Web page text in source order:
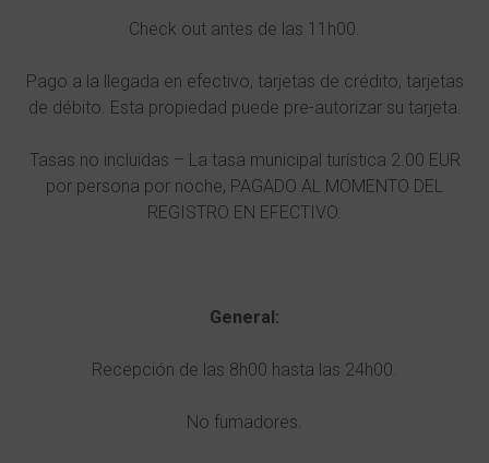
Check out antes de las 11h00.
Pago a la llegada en efectivo, tarjetas de crédito, tarjetas
de débito. Esta propiedad puede pre-autorizar su tarjeta.
Tasas no incluidas – La tasa municipal turística 2.00 EUR
por persona por noche, PAGADO AL MOMENTO DEL
REGISTRO EN EFECTIVO.
General:
Recepción de las 8h00 hasta las 24h00.
No fumadores.